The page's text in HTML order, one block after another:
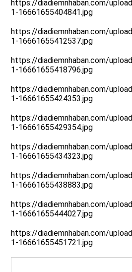
https://diadiemnhaban.com/
1-16661655404841.jpg
https://diadiemnhaban.com/
1-16661655412537.jpg
https://diadiemnhaban.com/
1-16661655418796.jpg
https://diadiemnhaban.com/
1-16661655424353.jpg
https://diadiemnhaban.com/
1-16661655429354.jpg
https://diadiemnhaban.com/
1-16661655434323.jpg
https://diadiemnhaban.com/
1-16661655438883.jpg
https://diadiemnhaban.com/
1-16661655444027.jpg
https://diadiemnhaban.com/
1-16661655451721.jpg